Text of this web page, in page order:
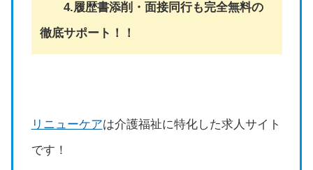
4.履歴書添削・面接同行も完全無料の
徹底サポート！！
リニューケアは介護福祉に特化した求人サイト
です！